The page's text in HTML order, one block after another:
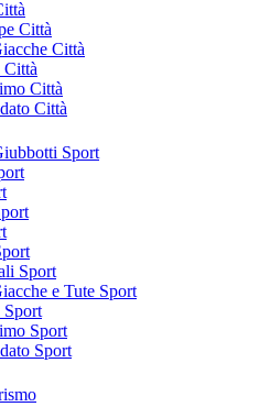
Città
Città
Città
Città
Sport
Sport
e Tute Sport
Sport
Sport